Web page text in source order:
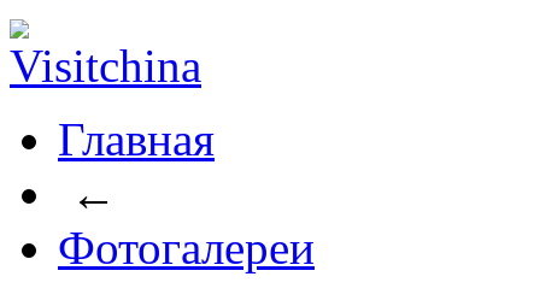
Главная
←
Фотогалереи